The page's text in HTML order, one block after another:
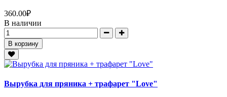
360.00₽
В наличии
В корзину
Вырубка для пряника + трафарет "Love"